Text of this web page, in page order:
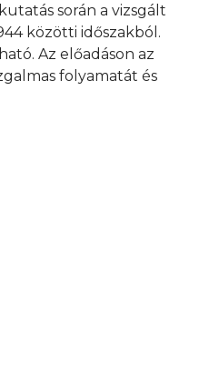
során a vizsgált
közötti időszakból.
Az előadáson az
folyamatát és